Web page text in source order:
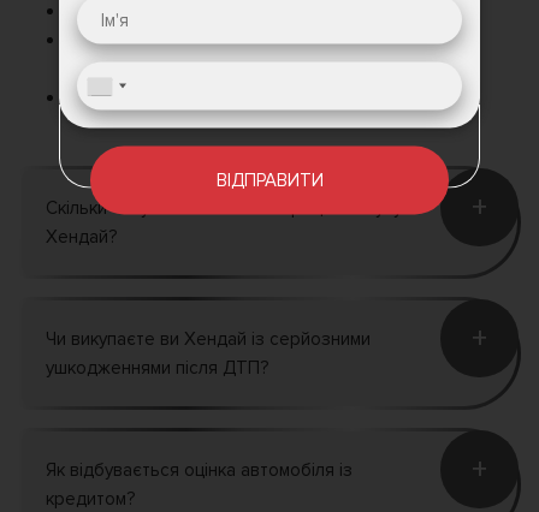
Creta — кросовер з високим попитом
Tucson, Santa Fe, Palisade— преміальні
Elantra, i30, Accent
Скільки часу займає повний процес викупу
Хендай?
+
Чи викупаєте ви Хендай із серйозними
ушкодженнями після ДТП?
+
Як відбувається оцінка автомобіля із
кредитом?
+
ВІДПРАВИТИ